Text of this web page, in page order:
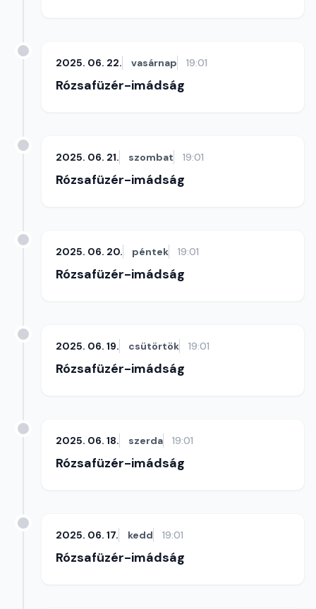
2025. 06. 22. vasárnap 19:01
Rózsafüzér-imádság
2025. 06. 21. szombat 19:01
Rózsafüzér-imádság
2025. 06. 20. péntek 19:01
Rózsafüzér-imádság
2025. 06. 19. csütörtök 19:01
Rózsafüzér-imádság
2025. 06. 18. szerda 19:01
Rózsafüzér-imádság
2025. 06. 17. kedd 19:01
Rózsafüzér-imádság